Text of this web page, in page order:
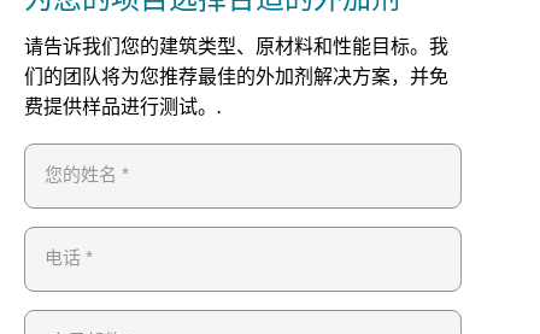
请告诉我们您的建筑类型、原材料和性能目标。我
们的团队将为您推荐最佳的外加剂解决方案，并免
费提供样品进行测试。.